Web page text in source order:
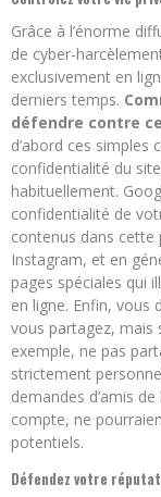
Grâce à l’énorme
de cyber-
exclusivement en
derniers temps.
défendre contre
d’abord ces simples
confidentialité du
habituellement.
confidentialité de
contenus dans cette
Instagram, et en
pages spéciales qui
en ligne. Enfin, vous
vous partagez, mais
exemple, ne pas
strictement
demandes d’amis
compte, ne
potentiels.
Défendez votre